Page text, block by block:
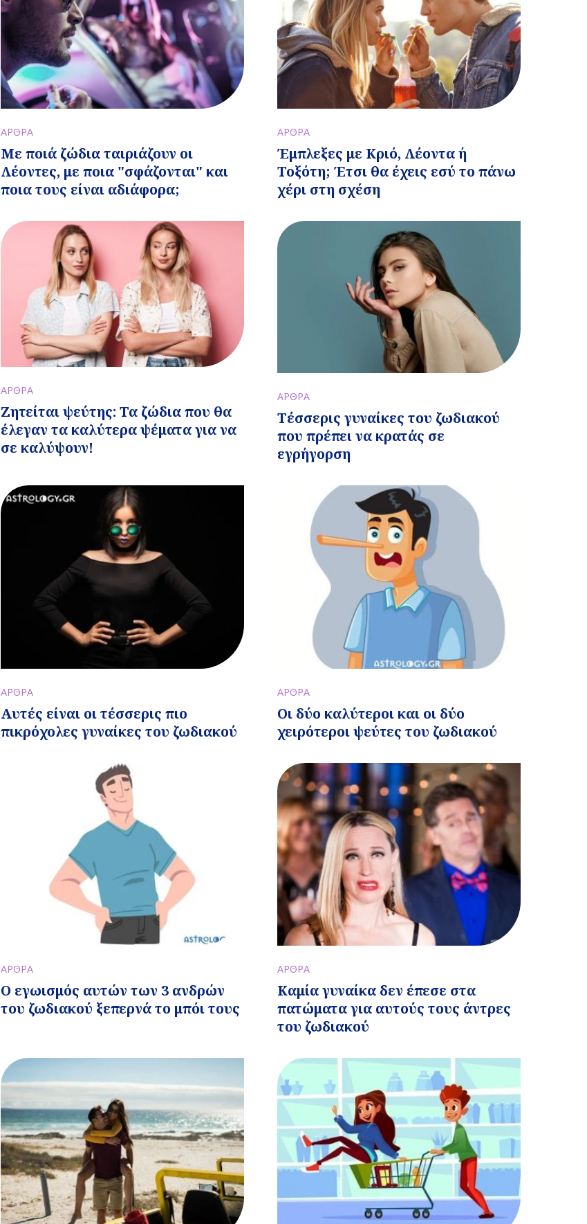
ΑΡΘΡΑ
Με ποιά ζώδια ταιριάζουν οι
Λέοντες, με ποια "σφάζονται" και
ποια τους είναι αδιάφορα;
ΑΡΘΡΑ
Έμπλεξες με Κριό, Λέοντα ή
Τοξότη; Έτσι θα έχεις εσύ το πάνω
χέρι στη σχέση
ΑΡΘΡΑ
Ζητείται ψεύτης: Τα ζώδια που θα
έλεγαν τα καλύτερα ψέματα για να
σε καλύψουν!
ΑΡΘΡΑ
Τέσσερις γυναίκες του ζωδιακού
που πρέπει να κρατάς σε
εγρήγορση
ΑΡΘΡΑ
Αυτές είναι οι τέσσερις πιο
πικρόχολες γυναίκες του ζωδιακού
ΑΡΘΡΑ
Οι δύο καλύτεροι και οι δύο
χειρότεροι ψεύτες του ζωδιακού
ΑΡΘΡΑ
Ο εγωισμός αυτών των 3 ανδρών
του ζωδιακού ξεπερνά το μπόι τους
ΑΡΘΡΑ
Καμία γυναίκα δεν έπεσε στα
πατώματα για αυτούς τους άντρες
του ζωδιακού